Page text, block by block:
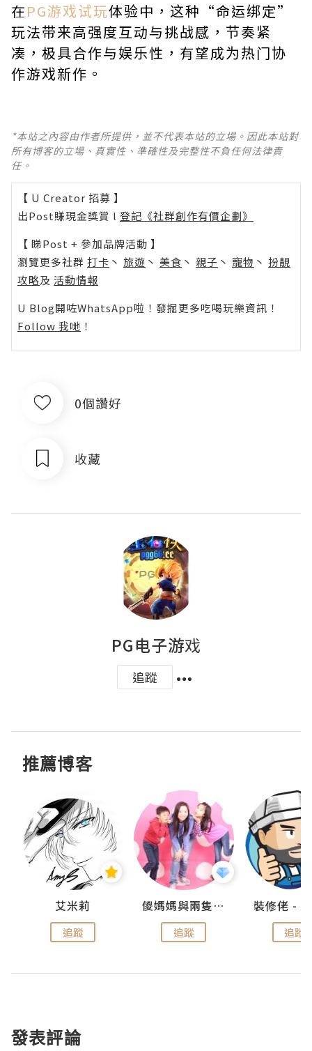
在PG游戏试玩体验中，这种“命运绑定”
玩法带来高强度互动与挑战感，节奏紧
凑，极具合作与娱乐性，有望成为热门协
作游戏新作。
*本站之內容由作者所提供，並不代表本站的立場。因此本站對
所有博客的立場、真實性、準確性及完整性不負任何法律責
任。
【 U Creator 招募 】
出Post賺現金獎賞 l 登記《社群創作有價企劃》
【 睇Post + 參加品牌活動 】
瀏覽更多社群 打卡 丶 旅遊 丶 美食 丶 親子 丶 寵物 丶 扮靚
攻略及 活動情報
U Blog開咗WhatsApp啦！發掘更多吃喝玩樂資訊！
Follow 我哋 ！
0個讚好
收藏
PG电子游戏
追蹤
推薦博客
艾米莉
追蹤
儍媽媽與兩隻小魔怪之家
追蹤 追蹤
發表評論